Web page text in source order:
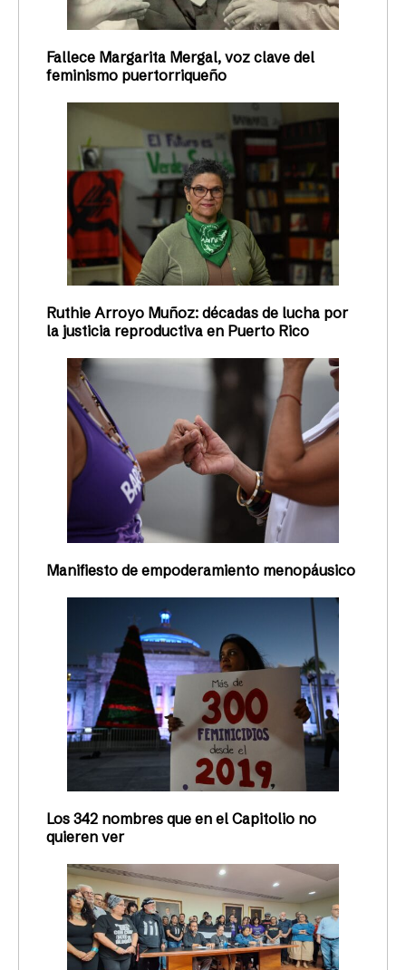
Fallece Margarita Mergal, voz clave del
feminismo puertorriqueño
Ruthie Arroyo Muñoz: décadas de lucha por
la justicia reproductiva en Puerto Rico
Manifiesto de empoderamiento menopáusico
Los 342 nombres que en el Capitolio no
quieren ver